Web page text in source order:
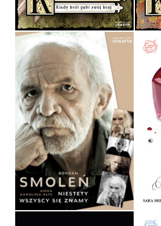
NIESTETY WSZYSCY SIĘ
ZNAMY
BOHDAN SMOLEŃ, ANNA
KAROLINA KŁYS
OPRAWA TWARDA
39,90 ZŁ